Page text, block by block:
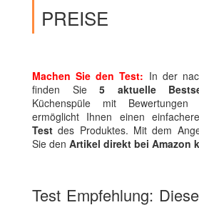
PREISE
Machen Sie den Test: In der
finden Sie5 aktuelle
Küchenspüle mit
ermöglicht Ihnen einen
Test des Produktes. Mit dem
Sie den Artikel direkt bei Amazon
Test Empfehlung: